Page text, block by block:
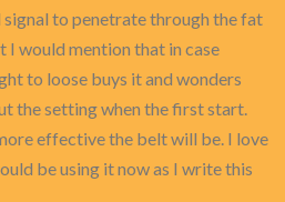
to penetrate through the fat
I would mention that in case
to loose buys it and wonders
the setting when the first start.
effective the belt will be. I love
be using it now as I write this